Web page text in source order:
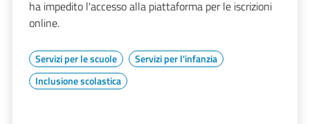
ha impedito l'accesso alla piattaforma per le iscrizioni
online.
Servizi per le scuole
Servizi per l'infanzia
Inclusione scolastica